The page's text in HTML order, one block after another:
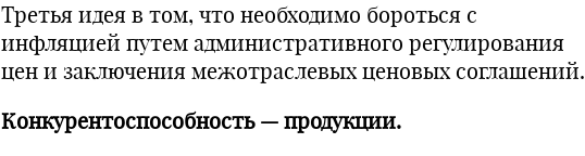
Третья идея в том, что необходимо бороться с
инфляцией путем административного регулирования
цен и заключения межотраслевых ценовых соглашений.
Конкурентоспособность — продукции.